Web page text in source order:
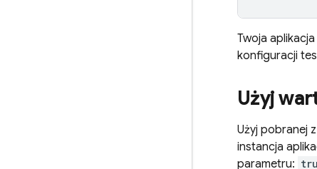
Twoja
konfiguracji
Użyj
Użyj pobranej
instancja
parametru: